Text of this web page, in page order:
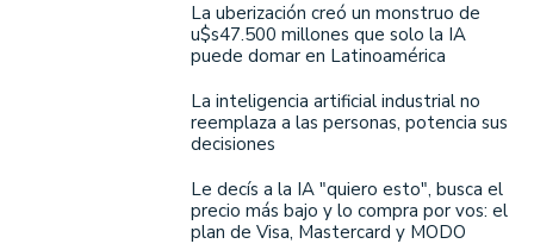
La uberización creó un monstruo de
u$s47.500 millones que solo la IA
puede domar en Latinoamérica
La inteligencia artificial industrial no
reemplaza a las personas, potencia sus
decisiones
Le decís a la IA "quiero esto", busca el
precio más bajo y lo compra por vos: el
plan de Visa, Mastercard y MODO